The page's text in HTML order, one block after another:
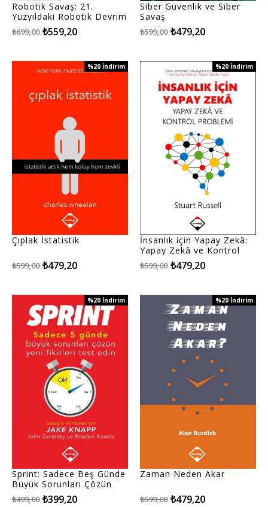
Robotik Savaş: 21.
Yüzyıldaki Robotik Devrim
₺559,20
₺699,00
Siber Güvenlik ve Siber
Savaş
₺479,20
₺599,00
Çıplak İstatistik
₺479,20
₺599,00
%20 İndirim
İnsanlık için Yapay Zekâ:
Yapay Zekâ ve Kontrol
Problemi₺479,20
₺599,00
%20 İndirim
%20İndirim
Sprint: Sadece Beş Günde
Büyük Sorunları Çözün
Yeni Fikirleri Test Edin
₺399,20
₺499,00
%20 İndirim
%20İndirim
Zaman Neden Akar
₺479,20
₺599,00
%20 İndirim
%20İndirim